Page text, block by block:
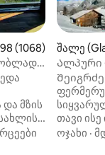
შეფასებაა
(1068)
მზის
შალე
Ალპური
თავი
სახლში.
ოჯახი ·